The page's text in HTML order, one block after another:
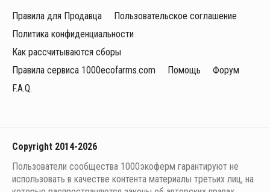
Правила для Продавца
Пользовательское соглашение
Политика конфиденциальности
Как рассчитываются сборы
Правила сервиса 1000ecofarms.com
Помощь
Форум
F.A.Q.
Copyright 2014-2026
Пользователи сообщества 1000экоферм гарантируют не
использовать в качестве контента материалы третьих лиц, на